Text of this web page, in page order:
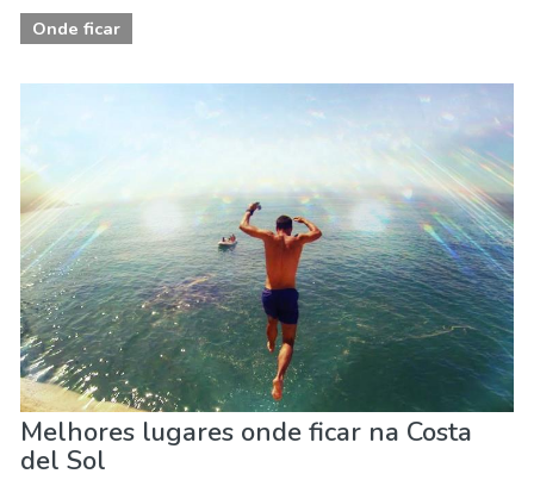
Onde ficar
Melhores lugares onde ficar na Costa
del Sol